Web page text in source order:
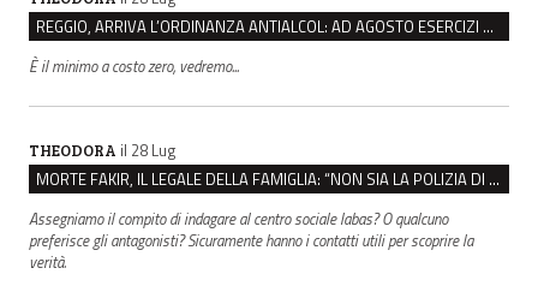
REGGIO, ARRIVA L’ORDINANZA ANTIALCOL: AD AGOSTO ESERCIZI DI VICINATO CHIUSI DALLE 22 ALLE 6
È il minimo a costo zero, vedremo...
THEODORA il 28 Lug
MORTE FAKIR, IL LEGALE DELLA FAMIGLIA: “NON SIA LA POLIZIA DI STATO A INDAGARE”
Assegniamo il compito di indagare al centro sociale labas? O qualcuno
preferisce gli antagonisti? Sicuramente hanno i contatti utili per scoprire la
verità.